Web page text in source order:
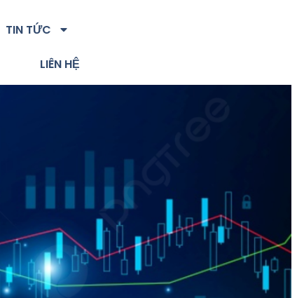
TIN TỨC
LIÊN HỆ